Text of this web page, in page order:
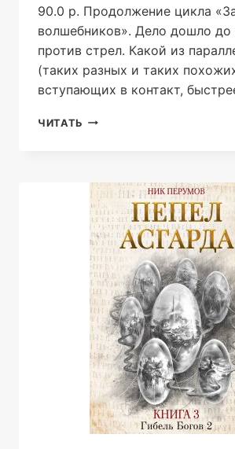
90.0 р. Продолжение цикла
волшебников». Дело дошло до
против стрел. Какой из
(таких разных и таких
вступающих в контакт,
ЧИТАТЬ ВОЙНА